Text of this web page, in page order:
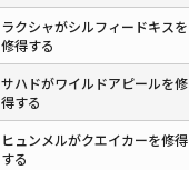
ラクシャがシルフィードキスを
修得する
サハドがワイルドアピールを修
得する
ヒュンメルがクエイカーを修得
する